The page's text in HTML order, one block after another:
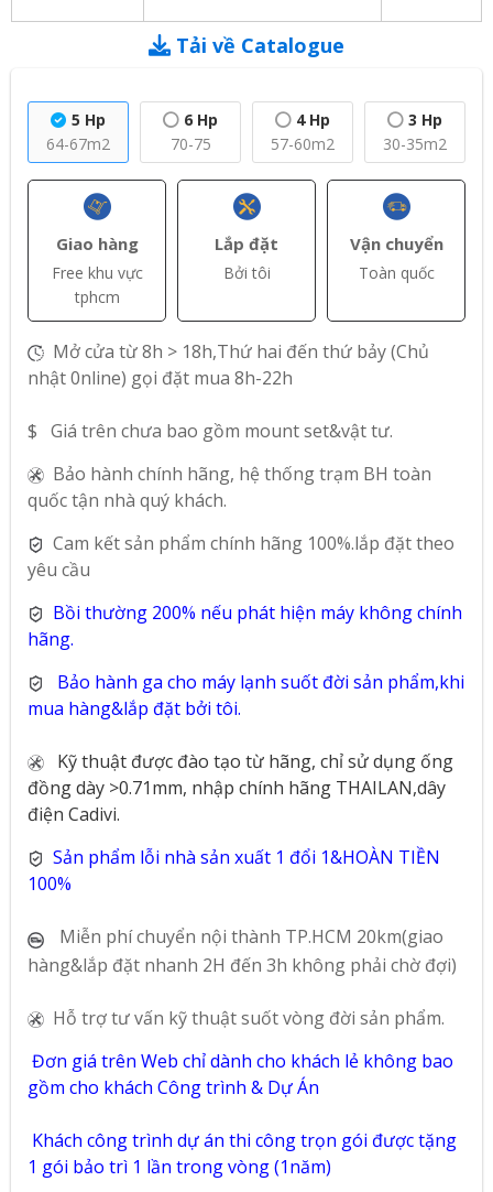
Tải về Catalogue
5 Hp
64-67m2
6 Hp
70-75
4 Hp
57-60m2
3 Hp
30-35m2
Giao hàng
Free khu vực
tphcm
Lắp đặt
Bởi tôi
Vận chuyển
Toàn quốc
Mở cửa từ 8h > 18h,Thứ hai đến thứ bảy (Chủ
nhật 0nline) gọi đặt mua 8h-22h
$ Giá trên chưa bao gồm mount set&vật tư.
Bảo hành chính hãng, hệ thống trạm BH toàn
quốc tận nhà quý khách.
Cam kết sản phẩm chính hãng 100%.lắp đặt theo
yêu cầu
Bồi thường 200% nếu phát hiện máy không chính
hãng.
Bảo hành ga cho máy lạnh suốt đời sản phẩm,khi
mua hàng&lắp đặt bởi tôi.
Kỹ thuật được đào tạo từ hãng, chỉ sử dụng ống
đồng dày >0.71mm, nhập chính hãng THAILAN,dây
điện Cadivi.
Sản phẩm lỗi nhà sản xuất 1 đổi 1&HOÀN TIỀN
100%
Miễn phí chuyển nội thành TP.HCM 20km(giao
hàng&lắp đặt nhanh 2H đến 3h không phải chờ đợi)
Hỗ trợ tư vấn kỹ thuật suốt vòng đời sản phẩm.
Đơn giá trên Web chỉ dành cho khách lẻ không bao
gồm cho khách Công trình & Dự Án
Khách công trình dự án thi công trọn gói được tặng
1 gói bảo trì 1 lần trong vòng (1năm)